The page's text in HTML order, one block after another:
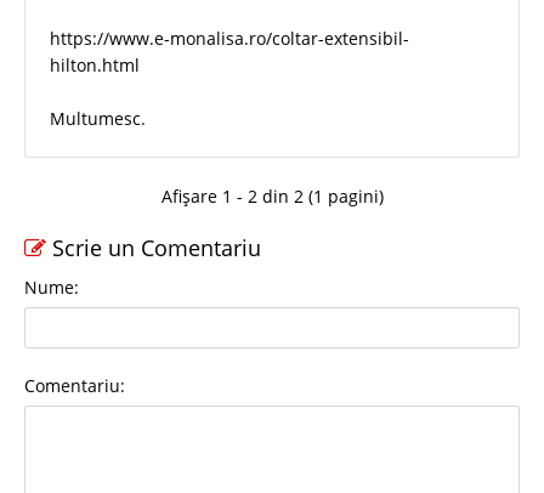
https://www.e-monalisa.ro/coltar-extensibil-
hilton.html
Multumesc.
Afișare 1 - 2 din 2 (1 pagini)
Scrie un Comentariu
Nume:
Comentariu: